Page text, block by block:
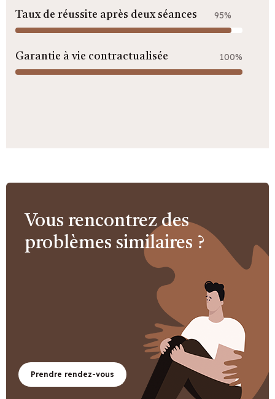
Taux de réussite après deux séances 95%
Garantie à vie contractualisée 100%
Vous rencontrez des
problèmes similaires ?
Prendre rendez-vous